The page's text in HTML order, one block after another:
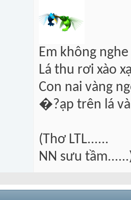
Em không
Lá thu rơi xào
Con nai vàng
�?ạp trên lá
(Thơ LTL......
NN sưu